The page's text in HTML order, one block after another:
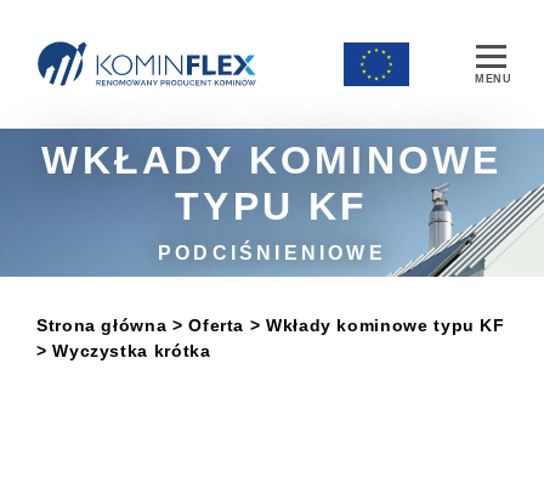
Main Navigation
WKŁADY KOMINOWE
TYPU KF
PODCIŚNIENIOWE
Strona główna > Oferta >Wkłady kominowe typu KF
> Wyczystka krótka